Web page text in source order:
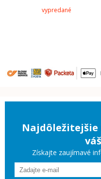
vypredané
Získajte zaujímavé